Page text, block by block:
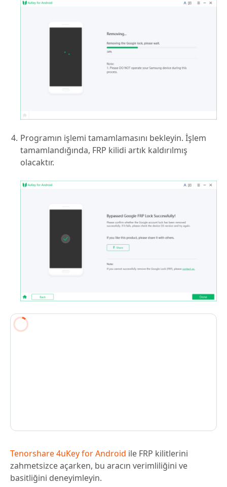
Programın işlemi tamamlamasını bekleyin. İşlem
tamamlandığında, FRP kilidi artık kaldırılmış
olacaktır.
Tenorshare 4uKey for Android ile FRP kilitlerini
zahmetsizce açarken, bu aracın verimliliğini ve
basitliğini deneyimleyin.